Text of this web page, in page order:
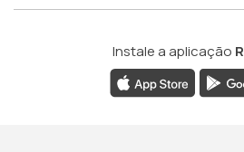
Instale a aplicação